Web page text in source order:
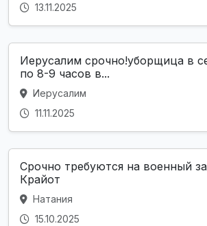
13.11.2025
Иерусалим срочно!уборщица в
по 8-9 часов в...
Иерусалим
11.11.2025
Срочно требуются на военный
Крайот
Натания
15.10.2025